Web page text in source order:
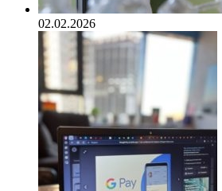
02.02.2026